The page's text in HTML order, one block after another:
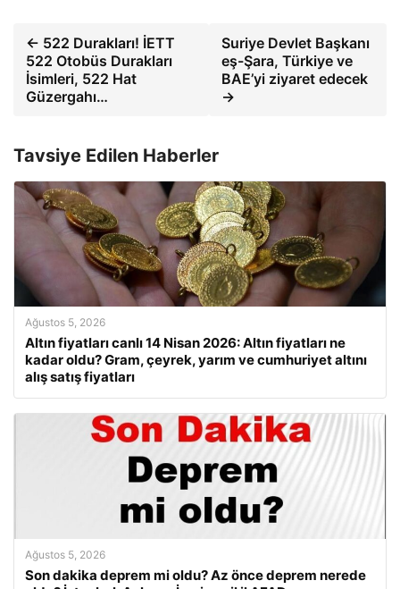
← 522 Durakları! İETT
522 Otobüs Durakları
İsimleri, 522 Hat
Güzergahı…
Suriye Devlet Başkanı
eş-Şara, Türkiye ve
BAE’yi ziyaret edecek
→
Tavsiye Edilen Haberler
Ağustos 5, 2026
Altın fiyatları canlı 14 Nisan 2026: Altın fiyatları ne
kadar oldu? Gram, çeyrek, yarım ve cumhuriyet altını
alış satış fiyatları
Ağustos 5, 2026
Son dakika deprem mi oldu? Az önce deprem nerede